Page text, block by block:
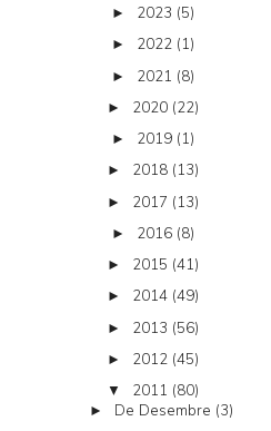
► 2023 (5)
► 2022 (1)
► 2021 (8)
► 2020 (22)
► 2019 (1)
► 2018 (13)
► 2017 (13)
► 2016 (8)
► 2015 (41)
► 2014 (49)
► 2013 (56)
► 2012 (45)
▼ 2011 (80)
► De Desembre (3)